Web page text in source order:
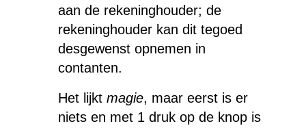
aan de rekeninghouder; de
rekeninghouder kan dit tegoed
desgewenst opnemen in
contanten.
Het lijkt magie, maar eerst is er
niets en met 1 druk op de knop is